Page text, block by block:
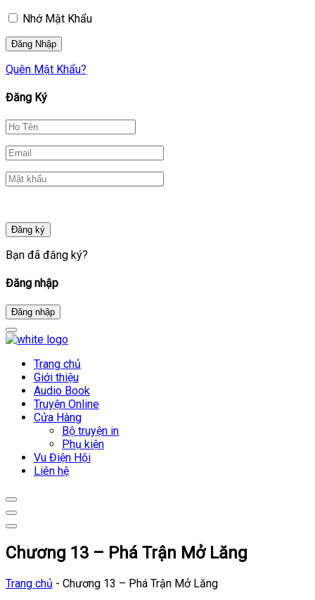
Nhớ Mật Khẩu
Quên Mật Khẩu?
Đăng Ký
Đăng ký
Bạn đã đăng ký?
Đăng nhập
Đăng nhập
Trang chủ
Giới thiệu
Audio Book
Truyện Online
Cửa Hàng
Bộ truyện in
Phụ kiện
Vu Điện Hội
Liên hệ
Chương 13 – Phá Trận Mở Lăng
Trang chủ - Chương 13 – Phá Trận Mở Lăng